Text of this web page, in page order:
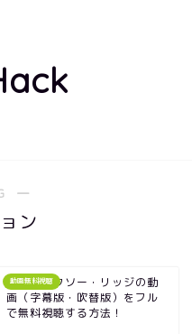
―
ン
動画無料視聴
映画｜ハクソー・リッジの動
画（字幕版・吹替版）をフル
で無料視聴する方法！